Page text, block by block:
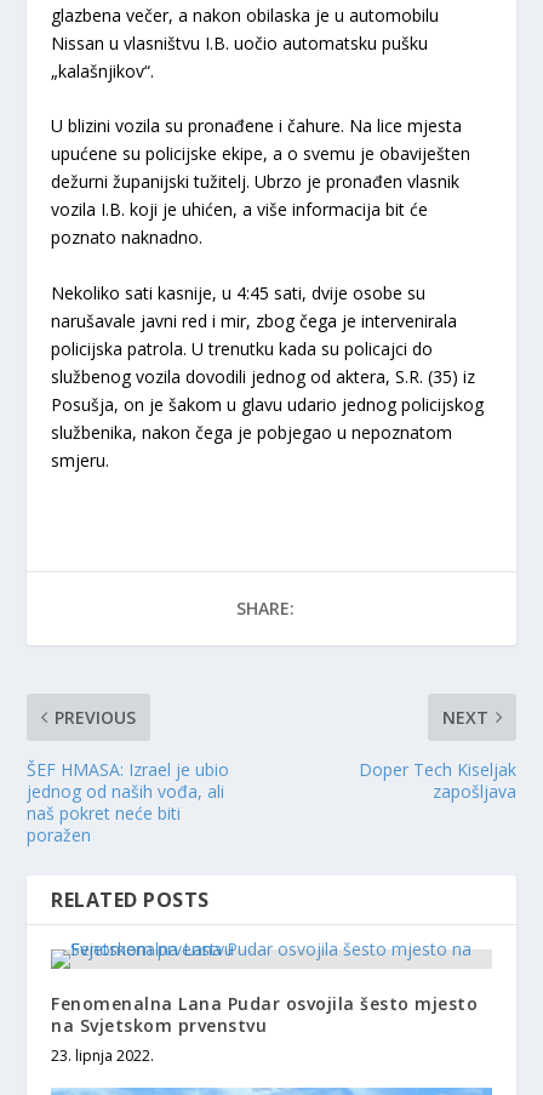
glazbena večer, a nakon obilaska je u automobilu
Nissan u vlasništvu I.B. uočio automatsku pušku
„kalašnjikov“.
U blizini vozila su pronađene i čahure. Na lice mjesta
upućene su policijske ekipe, a o svemu je obaviješten
dežurni županijski tužitelj. Ubrzo je pronađen vlasnik
vozila I.B. koji je uhićen, a više informacija bit će
poznato naknadno.
Nekoliko sati kasnije, u 4:45 sati, dvije osobe su
narušavale javni red i mir, zbog čega je intervenirala
policijska patrola. U trenutku kada su policajci do
službenog vozila dovodili jednog od aktera, S.R. (35) iz
Posušja, on je šakom u glavu udario jednog policijskog
službenika, nakon čega je pobjegao u nepoznatom
smjeru.
SHARE:
PREVIOUS
ŠEF HMASA: Izrael je ubio
jednog od naših vođa, ali
naš pokret neće biti
poražen
NEXT
Doper Tech Kiseljak
zapošljava
RELATED POSTS
Fenomenalna Lana Pudar osvojila šesto mjesto
na Svjetskom prvenstvu
23. lipnja 2022.